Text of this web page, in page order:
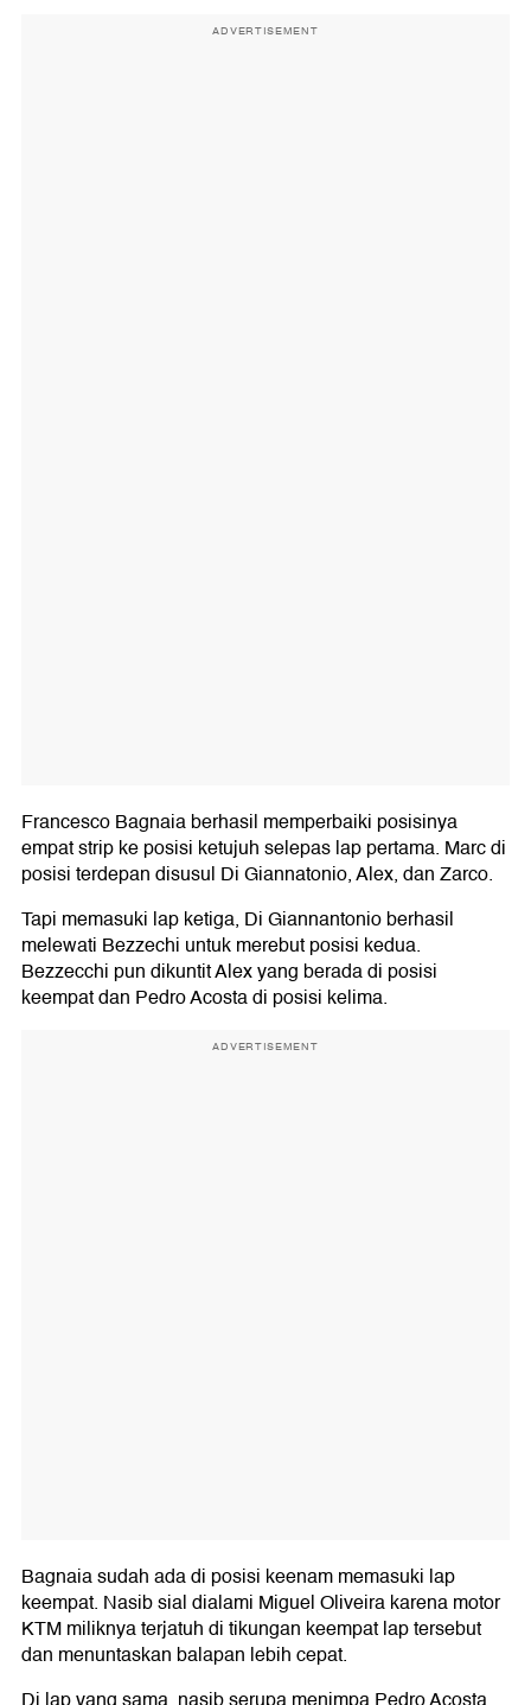
ADVERTISEMENT
Francesco Bagnaia berhasil memperbaiki posisinya
empat strip ke posisi ketujuh selepas lap pertama. Marc di
posisi terdepan disusul Di Giannatonio, Alex, dan Zarco.
Tapi memasuki lap ketiga, Di Giannantonio berhasil
melewati Bezzechi untuk merebut posisi kedua.
Bezzecchi pun dikuntit Alex yang berada di posisi
keempat dan Pedro Acosta di posisi kelima.
ADVERTISEMENT
Bagnaia sudah ada di posisi keenam memasuki lap
keempat. Nasib sial dialami Miguel Oliveira karena motor
KTM miliknya terjatuh di tikungan keempat lap tersebut
dan menuntaskan balapan lebih cepat.